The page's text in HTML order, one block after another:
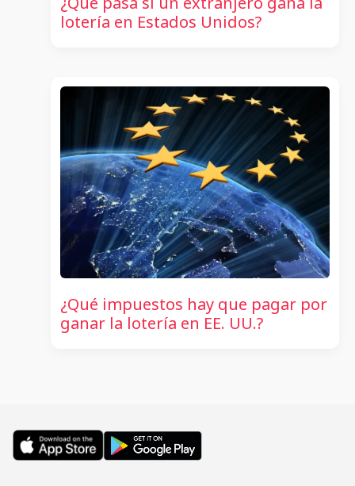
lotería en Estados Unidos?
¿Qué impuestos hay que pagar por
ganar la lotería en EE. UU.?